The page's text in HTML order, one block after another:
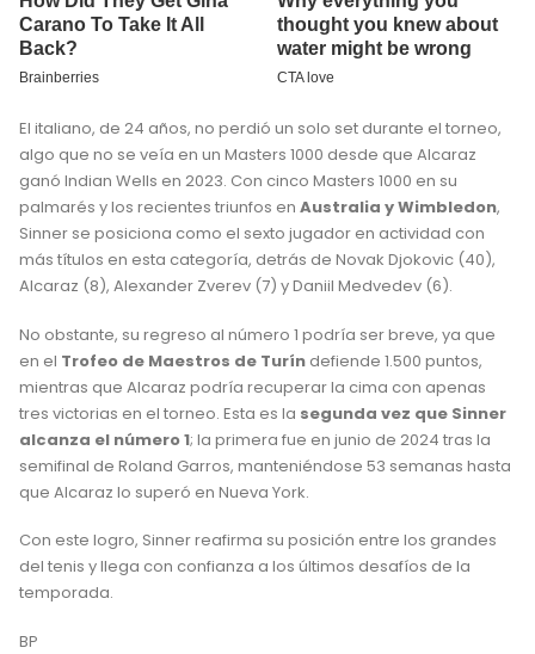
El italiano, de 24 años, no perdió un solo set durante el torneo,
algo que no se veía en un Masters 1000 desde que Alcaraz
ganó Indian Wells en 2023. Con cinco Masters 1000 en su
palmarés y los recientes triunfos en Australia y Wimbledon,
Sinner se posiciona como el sexto jugador en actividad con
más títulos en esta categoría, detrás de Novak Djokovic (40),
Alcaraz (8), Alexander Zverev (7) y Daniil Medvedev (6).
No obstante, su regreso al número 1 podría ser breve, ya que
en el Trofeo de Maestros de Turín defiende 1.500 puntos,
mientras que Alcaraz podría recuperar la cima con apenas
tres victorias en el torneo. Esta es la segunda vez que Sinner
alcanza el número 1; la primera fue en junio de 2024 tras la
semifinal de Roland Garros, manteniéndose 53 semanas hasta
que Alcaraz lo superó en Nueva York.
Con este logro, Sinner reafirma su posición entre los grandes
del tenis y llega con confianza a los últimos desafíos de la
temporada.
BP